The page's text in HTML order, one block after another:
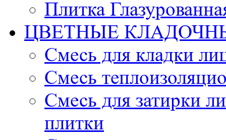
Плитка
ЦВЕТНЫЕ
Смесь для кладки
Смесь
Смесь для затирки
плитки